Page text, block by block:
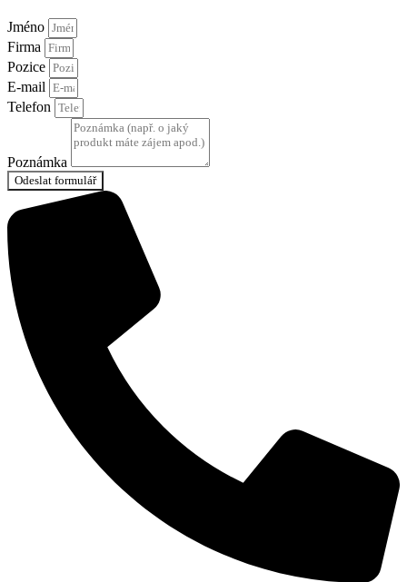
Jméno
Firma
Pozice
E-mail
Telefon
Poznámka
Odeslat formulář